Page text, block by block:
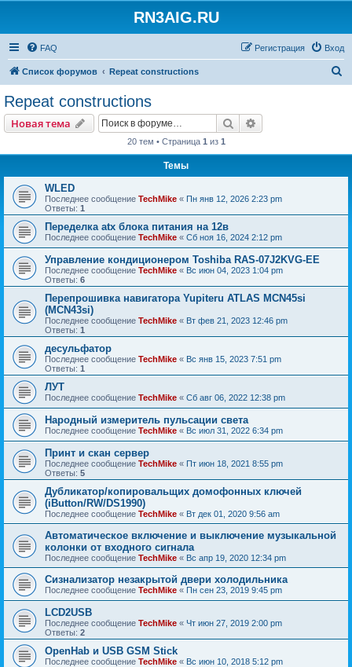
RN3AIG.RU
FAQ Вход
Регистрация
Список форумов Repeat constructions
Repeat constructions
Новая тема Поиск
20 тем • Страница 1 из 1
Темы
WLED
Последнее сообщение TechMike « Пн янв 12, 2026 2:23 pm
Ответы: 1
Переделка atx блока питания на 12в
Последнее сообщение TechMike « Сб ноя 16, 2024 2:12 pm
Управление кондиционером Toshiba RAS-07J2KVG-EE
Последнее сообщение TechMike « Вс июн 04, 2023 1:04 pm
Ответы: 6
Перепрошивка навигатора Yupiteru ATLAS MCN45si
(MCN43si)
Последнее сообщение TechMike « Вт фев 21, 2023 12:46 pm
Ответы: 1
десульфатор
Последнее сообщение TechMike « Вс янв 15, 2023 7:51 pm
Ответы: 1
ЛУТ
Последнее сообщение TechMike « Сб авг 06, 2022 12:38 pm
Народный измеритель пульсации света
Последнее сообщение TechMike « Вс июл 31, 2022 6:34 pm
Принт и скан сервер
Последнее сообщение TechMike « Пт июн 18, 2021 8:55 pm
Ответы: 5
Дубликатор/копировальщих домофонных ключей
(iButton/RW/DS1990)
Последнее сообщение TechMike « Вт дек 01, 2020 9:56 am
Автоматическое включение и выключение музыкальной
колонки от входного сигнала
Последнее сообщение TechMike « Вс апр 19, 2020 12:34 pm
Сизнализатор незакрытой двери холодильника
Последнее сообщение TechMike « Пн сен 23, 2019 9:45 pm
LCD2USB
Последнее сообщение TechMike « Чт июн 27, 2019 2:00 pm
Ответы: 2
OpenHab и USB GSM Stick
Последнее сообщение TechMike « Вс июн 10, 2018 5:12 pm